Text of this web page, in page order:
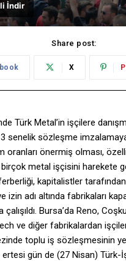
İndir
Share post:
X
Türk Metal’in işçilere
senelik sözleşme
oranları önermiş olması,
metal işçisini harekete
kapitalistler
izin adı altında fabrikaları
Bursa’da Reno,
ve diğer fabrikalardan
toplu iş sözleşmesinin
gün de (27 Nisan) Türk-